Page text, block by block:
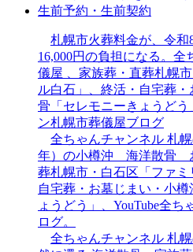
生前予約・生前契約
札幌市火葬料金が、令
16,000円の負担になる。
儀屋 、家族葬・直葬札幌
ル白石」、終活・自宅葬
骨「セレモニーきょうどう
ン札幌市葬儀屋ブログ
全ちゃんチャンネル 札
年）の小樽沖 海洋散骨
葬札幌市・白石区「ファミ
自宅葬・お墓じまい・小
ょうどう」、YouTube全
ログ。
全ちゃんチャンネル 札